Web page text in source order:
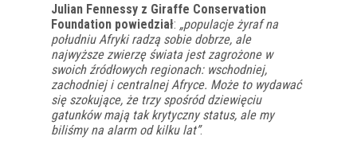
Julian Fennessy z Giraffe Conservation
Foundation powiedział: „populacje żyraf na
południu Afryki radzą sobie dobrze, ale
najwyższe zwierzę świata jest zagrożone w
swoich źródłowych regionach: wschodniej,
zachodniej i centralnej Afryce. Może to wydawać
się szokujące, że trzy spośród dziewięciu
gatunków mają tak krytyczny status, ale my
biliśmy na alarm od kilku lat”.